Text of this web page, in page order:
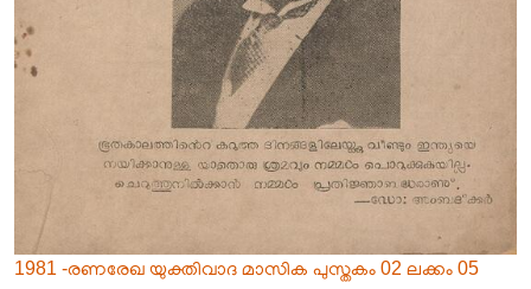
1981 -രണരേഖ യുക്തിവാദ മാസിക പുസ്തകം 02 ലക്കം 05